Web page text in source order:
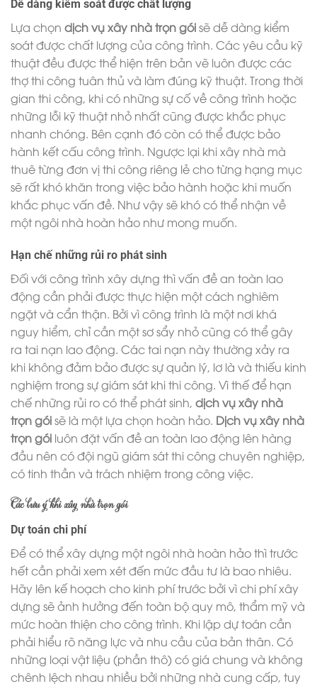
Dễ dàng kiểm soát được chất lượng
Lựa chọn dịch vụ xây nhà trọn góisẽ dễ dàng kiểm
soát được chất lượng của công trình. Các yêu cầu kỹ
thuật đều được thể hiện trên bản vẽ luôn được các
thợ thi công tuân thủ và làm đúng kỹ thuật. Trong thời
gian thi công, khi có những sự cố về công trình hoặc
những lỗi kỹ thuật nhỏ nhất cũng được khắc phục
nhanh chóng. Bên cạnh đó còn có thể được bảo
hành kết cấu công trình. Ngược lại khi xây nhà mà
thuê từng đơn vị thi công riêng lẻ cho từng hạng mục
sẽ rất khó khăn trong việc bảo hành hoặc khi muốn
khắc phục vấn đề. Như vậy sẽ khó có thể nhận về
một ngôi nhà hoàn hảo như mong muốn.
Hạn chế những rủi ro phát sinh
Đối với công trình xây dựng thì vấn đề an toàn lao
động cần phải được thực hiện một cách nghiêm
ngặt và cẩn thận. Bởi vì công trình là một nơi khá
nguy hiểm, chỉ cần một sơ sẩy nhỏ cũng có thể gây
ra tai nạn lao động. Các tai nạn này thường xảy ra
khi không đảm bảo được sự quản lý, lơ là và thiếu kinh
nghiệm trong sự giám sát khi thi công. Vì thế để hạn
chế những rủi ro có thể phát sinh, dịch vụ xây nhà
trọn góisẽ là một lựa chọn hoàn hảo. Dịch vụ xây nhà
trọn gói luôn đặt vấn đề an toàn lao động lên hàng
đầu nên có đội ngũ giám sát thi công chuyên nghiệp,
có tinh thần và trách nhiệm trong công việc.
Các lưu ý khi xây nhà trọn gói
Dự toán chi phí
Để có thể xây dựng một ngôi nhà hoàn hảo thì trước
hết cần phải xem xét đến mức đầu tư là bao nhiêu.
Hãy lên kế hoạch cho kinh phí trước bởi vì chi phí xây
dựng sẽ ảnh hưởng đến toàn bộ quy mô, thẩm mỹ và
mức hoàn thiện cho công trình. Khi lập dự toán cần
phải hiểu rõ năng lực và nhu cầu của bản thân. Có
những loại vật liệu (phần thô) có giá chung và không
chênh lệch nhau nhiều bởi những nhà cung cấp, tuy